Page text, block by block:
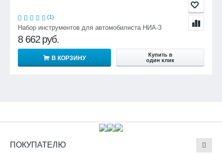
(1)
Набор инструментов для автомобилиста НИА-3
8 662 руб.
В КОРЗИНУ
Купить в
один клик
ПОКУПАТЕЛЮ